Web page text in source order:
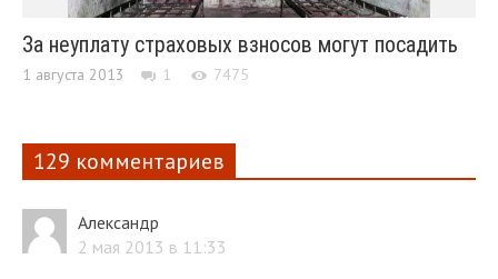
За неуплату страховых взносов могут посадить
1 августа 2013 1 7475
129 комментариев
Александр
2 мая 2013 в 11:33